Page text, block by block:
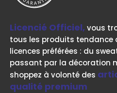
Licencié Officiel, vous
tous les produits tendance
licences préférées : du
passant par la décoration
shoppez à volonté des
qualité premium